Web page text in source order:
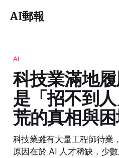
AI郵報
AI
科技業滿地
是「招不到
荒的真相與
科技業雖有大量工程師待業
原因在於 AI 人才稀缺，少